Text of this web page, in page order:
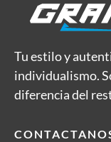
Tu estilo y
individualismo.
diferencia del